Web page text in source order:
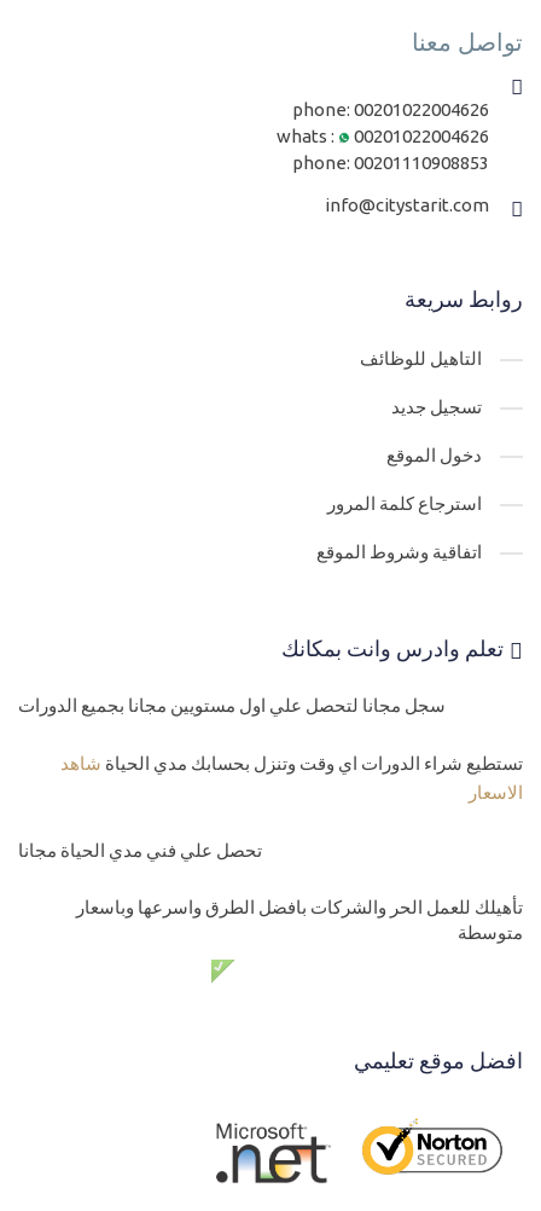
تواصل معنا
phone: 00201022004626
whats :
00201022004626
phone: 00201110908853
info@citystarit.com
روابط سريعة
التاهيل للوظائف
تسجيل جديد
دخول الموقع
استرجاع كلمة المرور
اتفاقية وشروط الموقع
تعلم وادرس وانت بمكانك
سجل مجانا لتحصل علي اول مستويين مجانا بجميع الدورات
تستطيع شراء الدورات اي وقت وتنزل بحسابك مدي الحياة شاهد
الاسعار
تحصل علي فني مدي الحياة مجانا
تأهيلك للعمل الحر والشركات بافضل الطرق واسرعها وباسعار
متوسطة
افضل موقع تعليمي